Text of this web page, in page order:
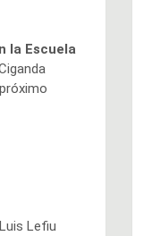
la Escuela
Lefiu